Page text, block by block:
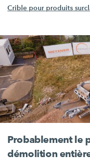
Crible pour produits
Probablement le
démolition